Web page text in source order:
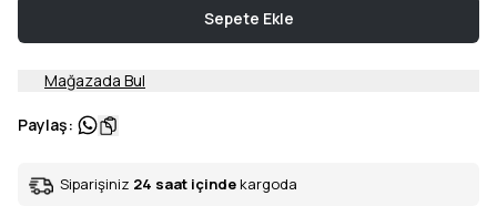
Sepete Ekle
Mağazada Bul
Paylaş:
Siparişiniz 24 saat içinde kargoda